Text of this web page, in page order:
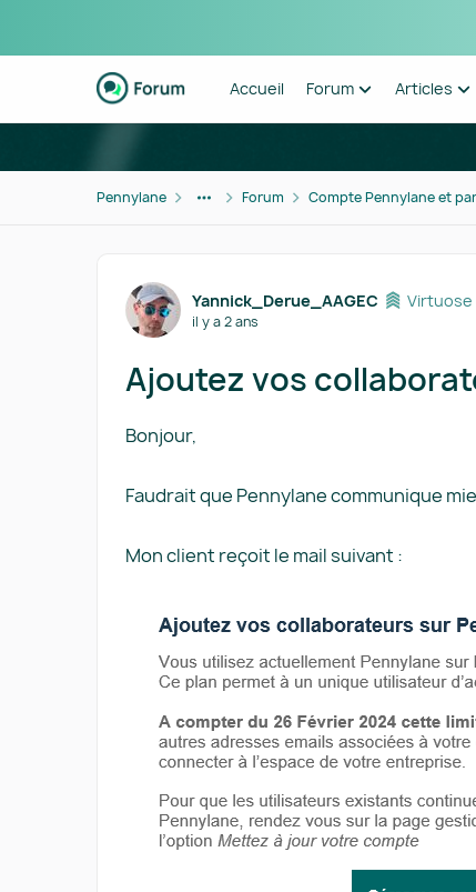
Passer au contenu
Accueil Forum Articles
Pennylane Forum Compte Pennylane et
Forum Discussion
Yannick_Derue_AAGEC Virtuose
il y a 2 ans
Ajoutez vos
Bonjour,
Faudrait que Pennylane communique
Mon client reçoit le mail suivant :